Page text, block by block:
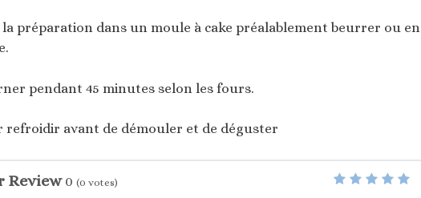
la préparation dans un moule à cake préalablement beurrer ou en
pendant 45 minutes selon les fours.
refroidir avant de démouler et de déguster
Review 0 (0 votes)